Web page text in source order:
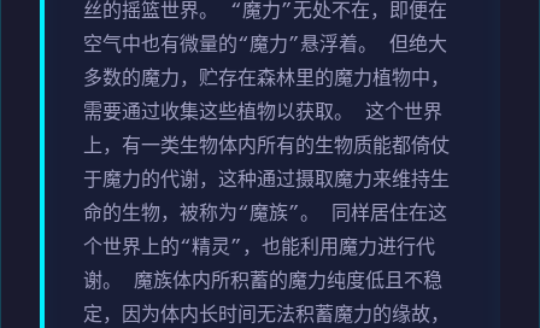
丝的摇篮世界。 “魔力”无处不在，即便在
空气中也有微量的“魔力”悬浮着。 但绝大
多数的魔力，贮存在森林里的魔力植物中，
需要通过收集这些植物以获取。 这个世界
上，有一类生物体内所有的生物质能都倚仗
于魔力的代谢，这种通过摄取魔力来维持生
命的生物，被称为“魔族”。 同样居住在这
个世界上的“精灵”，也能利用魔力进行代
谢。 魔族体内所积蓄的魔力纯度低且不稳
定，因为体内长时间无法积蓄魔力的缘故，